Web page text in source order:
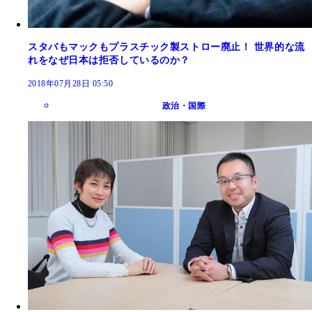
スタバもマックもプラスチック製ストロー廃止！ 世界的な流
れをなぜ日本は拒否しているのか？
2018年07月28日 05:50
政治・国際